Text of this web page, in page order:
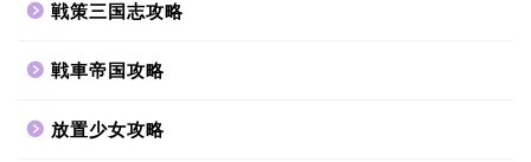
戦策三国志攻略
戦車帝国攻略
放置少女攻略